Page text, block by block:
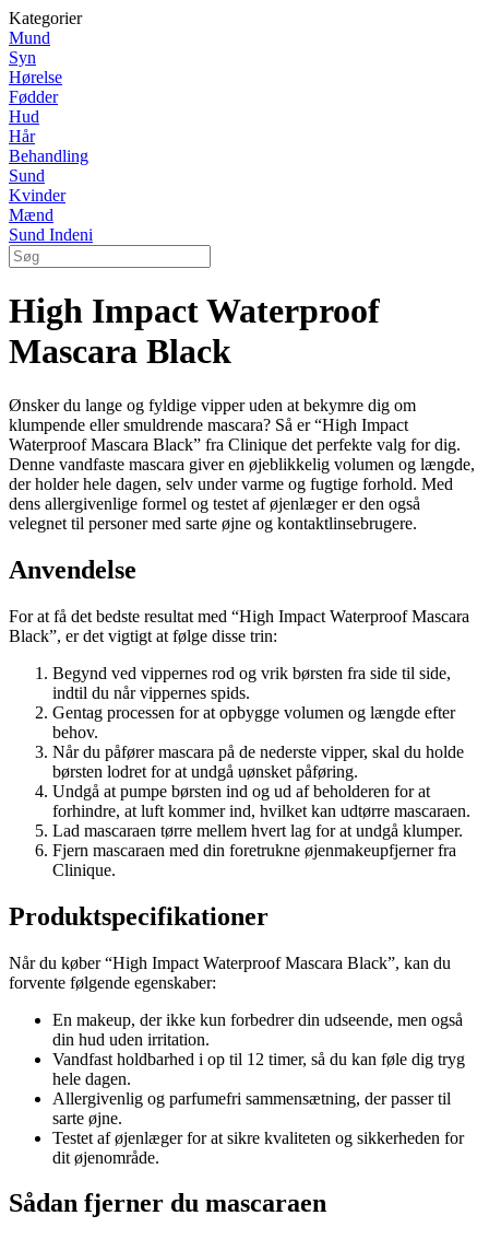
Kategorier
Mund
Syn
Hørelse
Fødder
Hud
Hår
Behandling
Sund
Kvinder
Mænd
Sund Indeni
High Impact Waterproof
Mascara Black
Ønsker du lange og fyldige vipper uden at bekymre dig om
klumpende eller smuldrende mascara? Så er “High Impact
Waterproof Mascara Black” fra Clinique det perfekte valg for dig.
Denne vandfaste mascara giver en øjeblikkelig volumen og længde,
der holder hele dagen, selv under varme og fugtige forhold. Med
dens allergivenlige formel og testet af øjenlæger er den også
velegnet til personer med sarte øjne og kontaktlinsebrugere.
Anvendelse
For at få det bedste resultat med “High Impact Waterproof Mascara
Black”, er det vigtigt at følge disse trin:
Begynd ved vippernes rod og vrik børsten fra side til side,
indtil du når vippernes spids.
Gentag processen for at opbygge volumen og længde efter
behov.
Når du påfører mascara på de nederste vipper, skal du holde
børsten lodret for at undgå uønsket påføring.
Undgå at pumpe børsten ind og ud af beholderen for at
forhindre, at luft kommer ind, hvilket kan udtørre mascaraen.
Lad mascaraen tørre mellem hvert lag for at undgå klumper.
Fjern mascaraen med din foretrukne øjenmakeupfjerner fra
Clinique.
Produktspecifikationer
Når du køber “High Impact Waterproof Mascara Black”, kan du
forvente følgende egenskaber:
En makeup, der ikke kun forbedrer din udseende, men også
din hud uden irritation.
Vandfast holdbarhed i op til 12 timer, så du kan føle dig tryg
hele dagen.
Allergivenlig og parfumefri sammensætning, der passer til
sarte øjne.
Testet af øjenlæger for at sikre kvaliteten og sikkerheden for
dit øjenområde.
Sådan fjerner du mascaraen